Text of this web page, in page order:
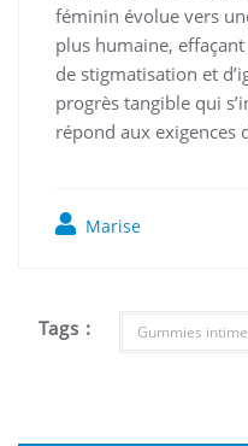
féminin évolue vers
plus humaine,
de stigmatisation et
progrès tangible qui
répond aux exigences
Marise
Tags : Gummies